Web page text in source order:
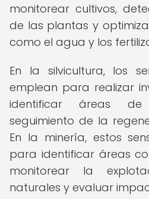
monitorear cultivos,
de las plantas y
como el agua y los
En la silvicultura, los
emplean para realizar
identificar áreas
seguimiento de la
En la minería, estos
para identificar áreas
monitorear la
naturales y evaluar